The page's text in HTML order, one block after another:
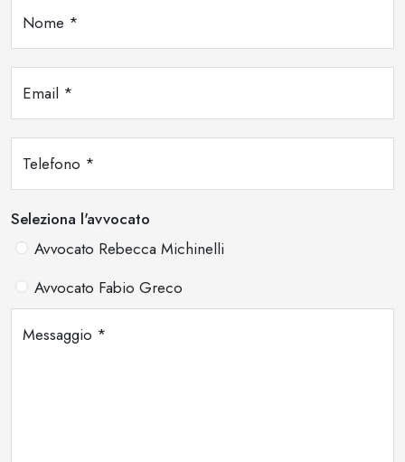
Nome *
Email *
Telefono *
Seleziona l'avvocato
Avvocato Rebecca Michinelli
Avvocato Fabio Greco
Messaggio *